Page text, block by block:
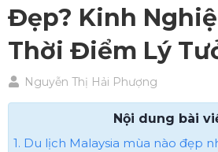
Đẹp? Kinh
Thời Điểm Lý
Nguyễn Thị Hải Phượng
Nội dung bài
1. Du lịch Malaysia mùa nào đẹp